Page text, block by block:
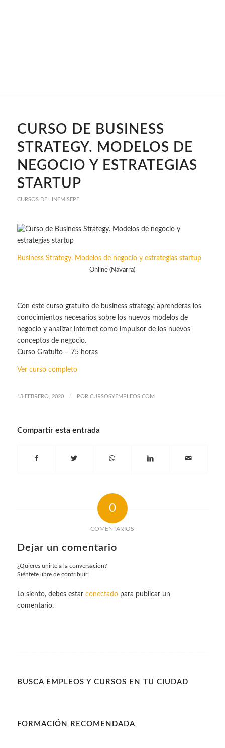
CURSO DE BUSINESS
STRATEGY. MODELOS DE
NEGOCIO Y ESTRATEGIAS
STARTUP
CURSOS DEL INEM SEPE
Business Strategy. Modelos de negocio y estrategias startup
Online (Navarra)
Con este curso gratuito de business strategy, aprenderás los
conocimientos necesarios sobre los nuevos modelos de
negocio y analizar internet como impulsor de los nuevos
conceptos de negocio.
Curso Gratuito – 75 horas
Ver curso completo
13 FEBRERO, 2020 / POR CURSOSYEMPLEOS.COM
Compartir esta entrada
0
COMENTARIOS
Dejar un comentario
¿Quieres unirte a la conversación?
Siéntete libre de contribuir!
Lo siento, debes estar conectadopara publicar un
comentario.
BUSCA EMPLEOS Y CURSOS EN TU CIUDAD
FORMACIÓN RECOMENDADA